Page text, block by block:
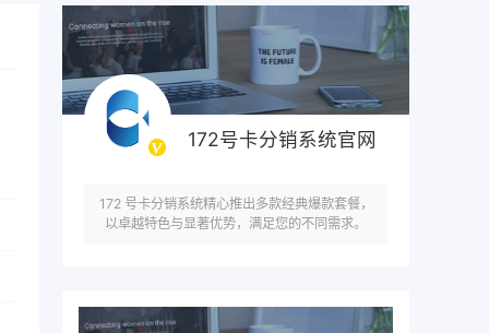
172号卡分销系统官网
172 号卡分销系统精心推出多款经典爆款套餐，
以卓越特色与显著优势，满足您的不同需求。